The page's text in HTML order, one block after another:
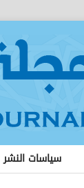
سياسات النشر